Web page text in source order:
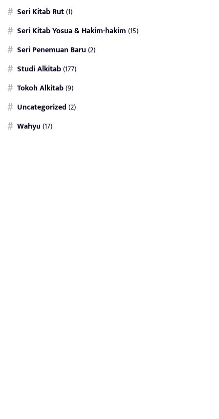
Seri Kitab Rut(1)
Seri Kitab Yosua & Hakim-hakim(15)
Seri Penemuan Baru(2)
Studi Alkitab(177)
Tokoh Alkitab(9)
Uncategorized(2)
Wahyu(17)